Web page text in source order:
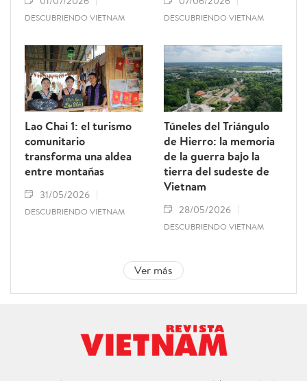
DESCUBRIENDO VIETNAM DESCUBRIENDO VIETNAM
Lao Chai 1: el turismo
comunitario
transforma una aldea
entre montañas
31/05/2026
DESCUBRIENDO VIETNAM
Túneles del Triángulo
de Hierro: la memoria
de la guerra bajo la
tierra del sudeste de
Vietnam
28/05/2026
DESCUBRIENDO VIETNAM
Ver más